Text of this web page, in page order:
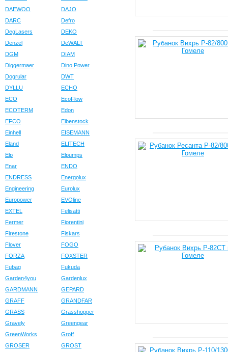
DAEWOO
DAJO
DARC
Defro
DegLasers
DEKO
Denzel
DeWALT
DGM
DIAM
Diggermaer
Dino Power
Dogrular
DWT
DYLLU
ECHO
ECO
EcoFlow
ECOTERM
Edon
EFCO
Eibenstock
Einhell
EISEMANN
Eland
ELITECH
Elp
Elpumps
Enar
ENDO
ENDRESS
Energolux
Engineering
Eurolux
Europower
EVOline
EXTEL
Felisatti
Fermer
Fiorentini
Firestone
Fiskars
Flover
FOGO
FORZA
FOXSTER
Fubag
Fukuda
Garden4you
Gardenlux
GARDMANN
GEPARD
GRAFF
GRANDFAR
GRASS
Grasshopper
Gravely
Greengear
GreenWorks
Groff
GROSER
GROST